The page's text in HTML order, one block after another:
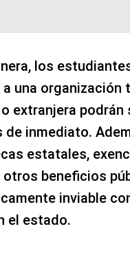
los
a una organización
extranjera podrán
de inmediato.
estatales,
beneficios
inviable
el estado.